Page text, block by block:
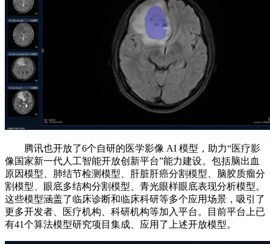
腾讯也开放了6个自研的医学影像 AI 模型，助力“医疗影
像国家新一代人工智能开放创新平台”能力建设。包括脑出血
原因模型、肺结节检测模型、肝脏肝癌分割模型、脑胶质瘤分
割模型、眼底多结构分割模型、青光眼样眼底表现分析模型。
这些模型涵盖了临床诊断和临床科研等多个应用场景，吸引了
更多开发者、医疗机构、科研机构等加入平台。目前平台上已
有41个算法模型研究项目集成、应用了上述开放模型。